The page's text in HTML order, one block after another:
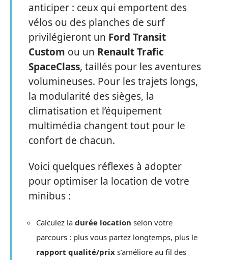
anticiper : ceux qui emportent des
vélos ou des planches de surf
privilégieront un Ford Transit
Custom ou un Renault Trafic
SpaceClass, taillés pour les aventures
volumineuses. Pour les trajets longs,
la modularité des sièges, la
climatisation et l’équipement
multimédia changent tout pour le
confort de chacun.
Voici quelques réflexes à adopter
pour optimiser la location de votre
minibus :
Calculez la durée location selon votre
parcours : plus vous partez longtemps, plus le
rapport qualité/prix s’améliore au fil des